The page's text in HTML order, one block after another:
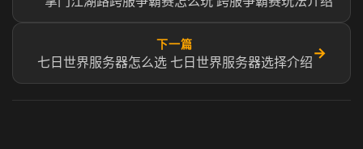
下一篇
七日世界服务器怎么选 七日世界服务器选择介绍
→